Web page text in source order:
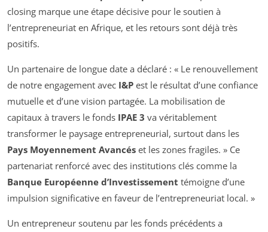
closing marque une étape décisive pour le soutien à
l’entrepreneuriat en Afrique, et les retours sont déjà très
positifs.
Un partenaire de longue date a déclaré : « Le renouvellement
de notre engagement avec I&P est le résultat d’une confiance
mutuelle et d’une vision partagée. La mobilisation de
capitaux à travers le fonds IPAE 3 va véritablement
transformer le paysage entrepreneurial, surtout dans les
Pays Moyennement Avancés et les zones fragiles. » Ce
partenariat renforcé avec des institutions clés comme la
Banque Européenne d’Investissement témoigne d’une
impulsion significative en faveur de l’entrepreneuriat local. »
Un entrepreneur soutenu par les fonds précédents a